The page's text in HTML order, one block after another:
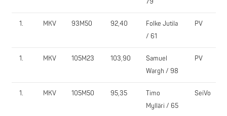
1. MKV 93M50 92,40
Folke Jutila
/ 61
PV
1. MKV 105M23 103,90
Samuel
Wargh / 98
PV
1. MKV 105M50 95,35
Timo
Mylläri / 65
SeiVo